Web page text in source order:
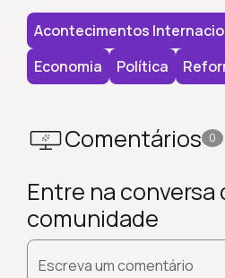
Acontecimentos
Economia
Política
Comentários 0
Entre na conversa
comunidade
Escreva um comentário